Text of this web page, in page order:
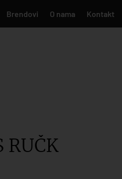
Brendovi O nama Kontakt
RUČK